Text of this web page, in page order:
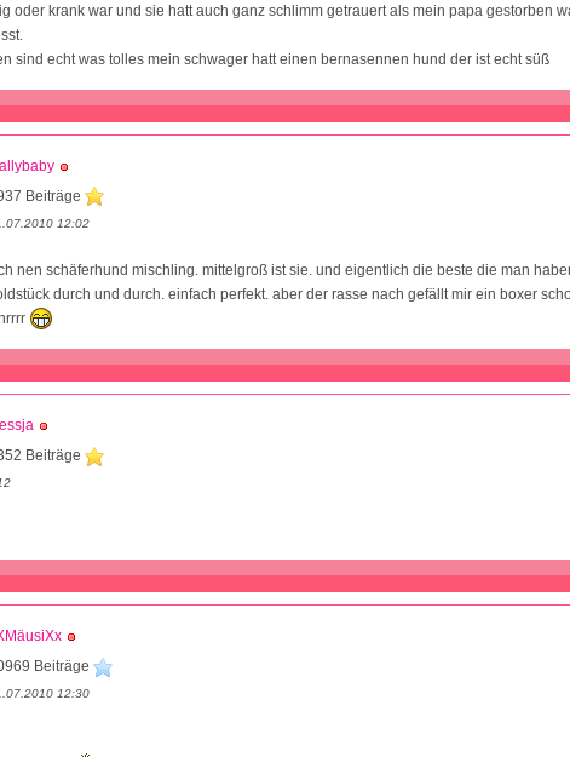
oder krank war und sie hatt auch ganz schlimm getrauert als mein papa gestorben
sind echt was tolles mein schwager hatt einen bernasennen hund der ist echt süß
Beiträge
12:02
nen schäferhund mischling. mittelgroß ist sie. und eigentlich die beste die man
durch und durch. einfach perfekt. aber der rasse nach gefällt mir ein boxer
Beiträge
Beiträge
12:30